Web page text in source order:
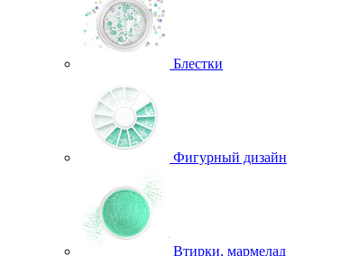
Блестки
Фигурный дизайн
Втирки, мармелад